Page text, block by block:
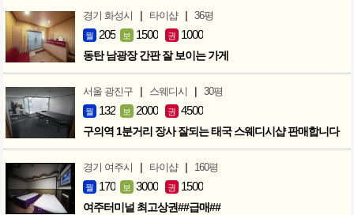
경기 화성시 | 타이샵 | 36평
월 205 보 1500 권 1000
동탄 남광장 간판 잘 보이는 가게
서울 광진구 | 스웨디시 | 30평
월 132 보 2000 권 4500
구의역 1분거리 장사 잘되는 태국 스웨디시샵 판매합니다
경기 여주시 | 타이샵 | 160평
월 170 보 3000 권 1500
여주터미널 최고상권##급매##